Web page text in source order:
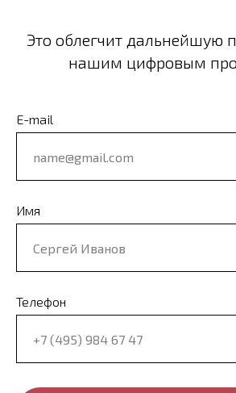
Это облегчит дальнейшую
нашим цифровым
E-mail
Имя
Телефон